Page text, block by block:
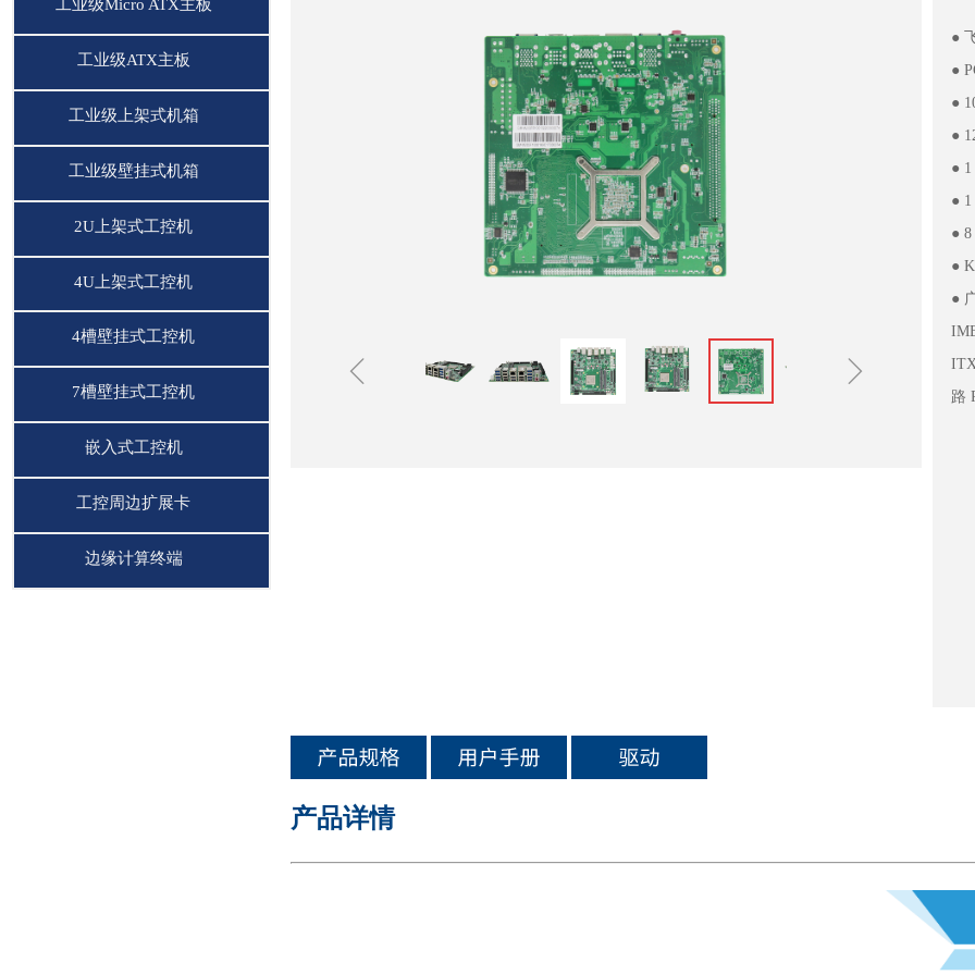
产品详情
ꁆ ꁇ
●
●
●
●
●
●
●
●
●
路
工业级Micro ATX主板
工业级ATX主板
工业级上架式机箱
工业级壁挂式机箱
2U上架式工控机
4U上架式工控机
4槽壁挂式工控机
7槽壁挂式工控机
嵌入式工控机
工控周边扩展卡
边缘计算终端